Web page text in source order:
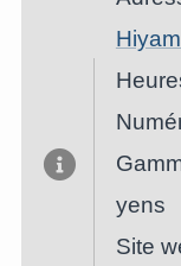
yens
Site